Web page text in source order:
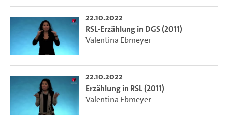
22.10.2022
RSL-Erzählung in DGS (2011)
Valentina Ebmeyer
22.10.2022
Erzählung in RSL (2011)
Valentina Ebmeyer